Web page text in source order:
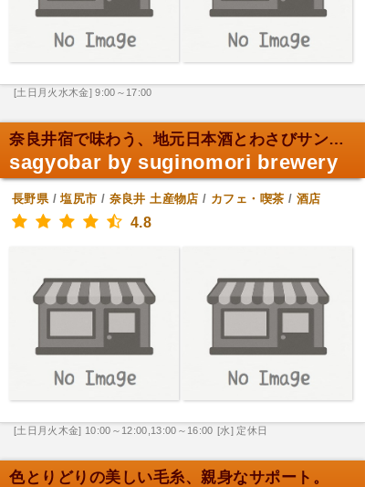
[土日月火水木金] 9:00～17:00
奈良井宿で味わう、地元日本酒とわさびサンド。
sagyobar by suginomori brewery
長野県/塩尻市 / 奈良井 土産物店 / カフェ・喫茶 / 酒店
4.8
[土日月火木金] 10:00～12:00,13:00～16:00 [水] 定休日
色とりどりの美しい毛糸、親身なサポート。